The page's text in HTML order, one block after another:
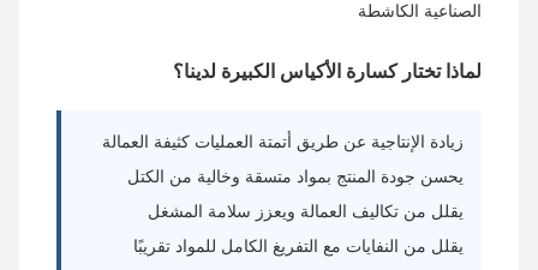
الصناعية الكاشطة
لماذا تختار كسارة الأكياس الكبيرة لدينا؟
زيادة الإنتاجية عن طريق أتمتة العمليات كثيفة العمالة
يحسن جودة المنتج بمواد متسقة وخالية من الكتل
يقلل من تكاليف العمالة ويعزز سلامة المشغل
يقلل من النفايات مع التفريغ الكامل للمواد تقريبًا